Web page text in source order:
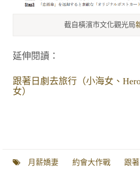
截自橫濱市文化觀光局
延伸閱讀：
跟著日劇去旅行（小海女、
女）
月薪嬌妻 約會大作戰 跟